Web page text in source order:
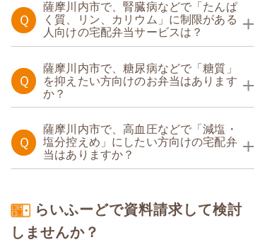
Ｑ
薩摩川内市で、腎臓病などで「たんぱ
く質、リン、カリウム」に制限がある
人向けの宅配弁当サービスは？
Ｑ
薩摩川内市で、糖尿病などで「糖質」
を抑えたい方向けのお弁当はあります
か？
Ｑ
薩摩川内市で、高血圧などで「減塩・
塩分控えめ」にしたい方向けの宅配弁
当はありますか？
らいふーどで資料請求して検討
しませんか？